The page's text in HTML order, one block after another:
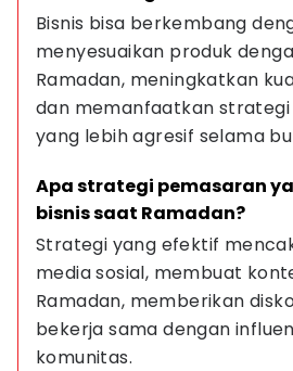
Bisnis bisa berkembang
menyesuaikan produk
Ramadan, meningkatkan
dan memanfaatkan
yang lebih agresif selama
Apa strategi pemasaran
bisnis saat Ramadan?
Strategi yang efektif
media sosial, membuat
Ramadan, memberikan
bekerja sama dengan
komunitas.